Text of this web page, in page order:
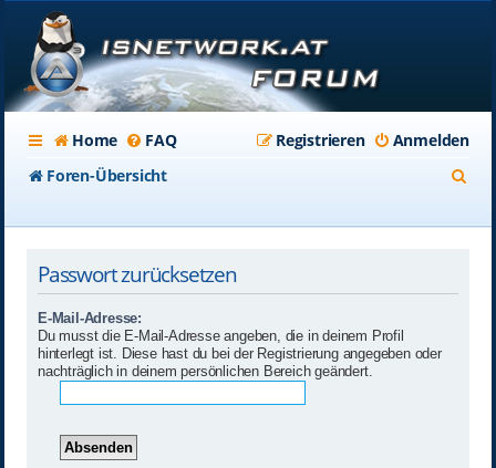
Home FAQ Anmelden
Registrieren
Foren-Übersicht
Passwort zurücksetzen
E-Mail-Adresse:
Du musst die E-Mail-Adresse angeben, die in deinem Profil
hinterlegt ist. Diese hast du bei der Registrierung angegeben oder
nachträglich in deinem persönlichen Bereich geändert.